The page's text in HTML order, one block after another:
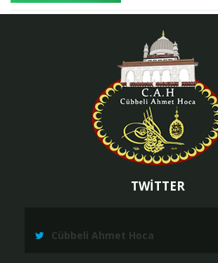
TWİTTER
Cübbeli Ahmet Hoca